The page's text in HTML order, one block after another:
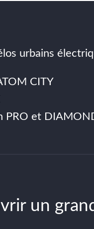
urbains
CITY
PRO et
un